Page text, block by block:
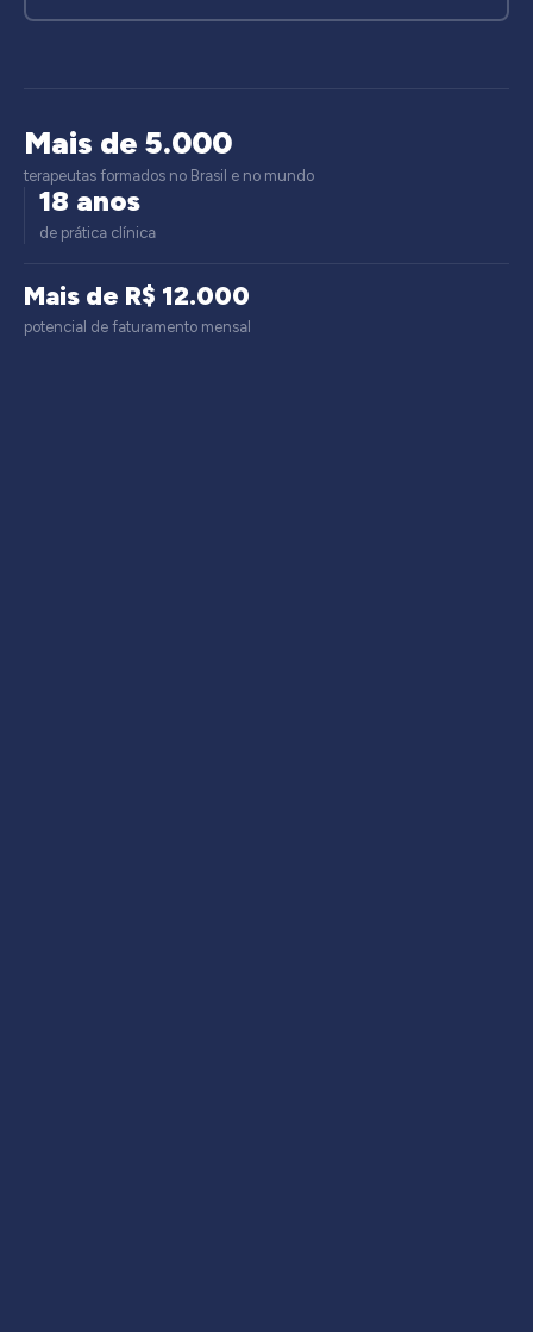
Mais de 5.000
terapeutas formados no Brasil e no mundo
18 anos
de prática clínica
Mais de R$ 12.000
potencial de faturamento mensal